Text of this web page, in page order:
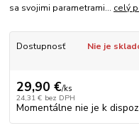
sa svojimi parametrami... celý
Dostupnosť Nie je
29,90 €/ks
24,31 € bez DPH
Momentálne nie je k